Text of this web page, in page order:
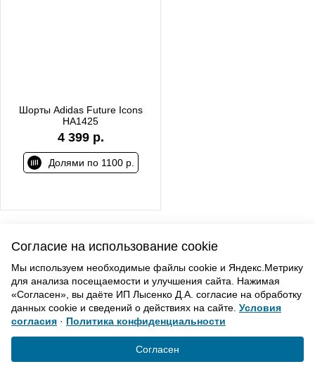
Шорты Adidas Future Icons
HA1425
4 399 р.
Долями по 1100 р.
Политика конфиденциальности
Согласие на обработку
Согласие на использование cookie
Мы используем необходимые файлы cookie и Яндекс.Метрику
для анализа посещаемости и улучшения сайта. Нажимая
«Согласен», вы даёте ИП Лысенко Д.А. согласие на обработку
данных cookie и сведений о действиях на сайте. Условия
согласия · Политика конфиденциальности
Согласен